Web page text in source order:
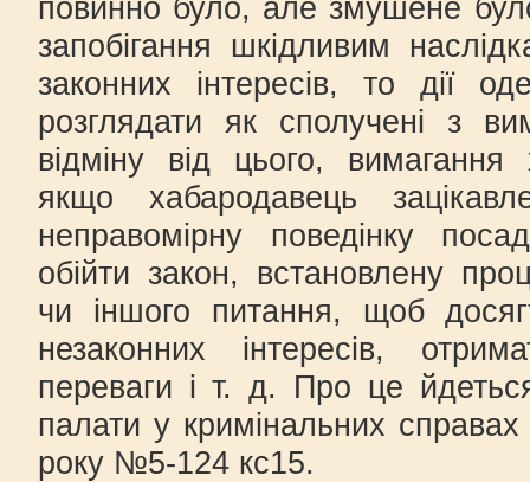
повинно було, але змушене
запобігання шкідливим
законних інтересів, то дії
розглядати як сполучені з
відміну від цього, вимагання
якщо хабародавець
неправомірну поведінку
обійти закон, встановлену
чи іншого питання, щоб
незаконних інтересів,
переваги і т. д. Про це
палати у кримінальних
року №5-124 кс15.